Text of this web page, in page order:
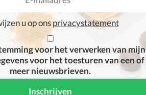
u op onsprivacystatement
voor het verwerken van mijn
voor het toesturen van een of
meer nieuwsbrieven.